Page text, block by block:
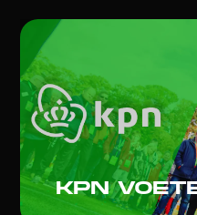
KPN